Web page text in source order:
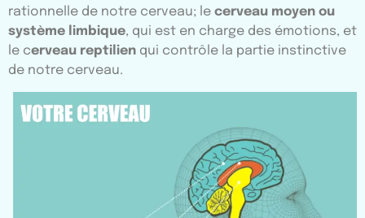
rationnelle de notre cerveau; le cerveau moyen ou
système limbique, qui est en charge des émotions, et
le cerveau reptilien qui contrôle la partie instinctive
de notre cerveau.